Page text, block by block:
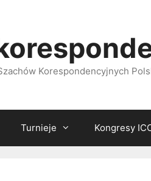
Korespondencyjnych
Turnieje Kongresy